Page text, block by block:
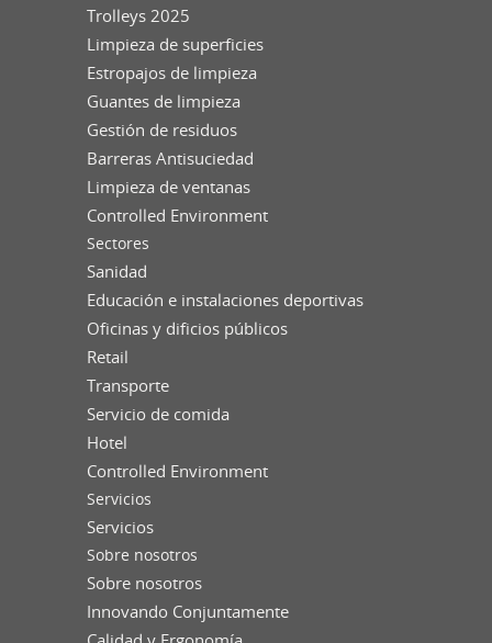
Trolleys 2025
Limpieza de superficies
Estropajos de limpieza
Guantes de limpieza
Gestión de residuos
Barreras Antisuciedad
Limpieza de ventanas
Controlled Environment
Sectores
Sanidad
Educación e instalaciones deportivas
Oficinas y dificios públicos
Retail
Transporte
Servicio de comida
Hotel
Controlled Environment
Servicios
Servicios
Sobre nosotros
Sobre nosotros
Innovando Conjuntamente